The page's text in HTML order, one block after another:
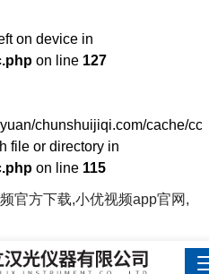
on device in
on line 127
chunshuijiqi.com/cache/
file or directory in
on line 115
官方下载,小优视频app官网,